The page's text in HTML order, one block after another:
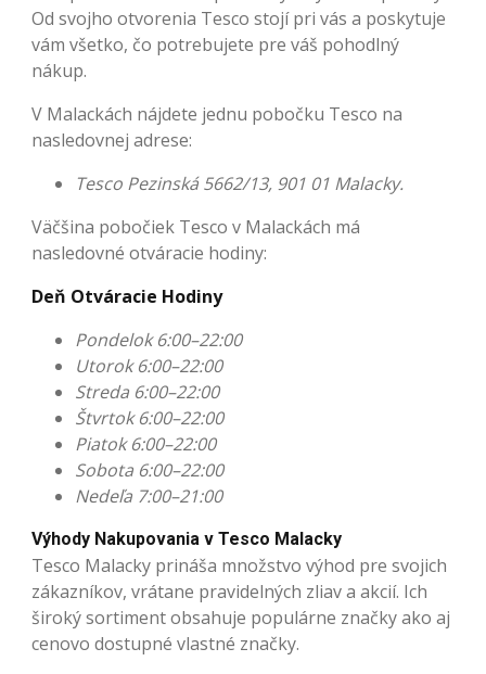
Od svojho otvorenia Tesco stojí pri vás a poskytuje
vám všetko, čo potrebujete pre váš pohodlný
nákup.
V Malackách nájdete jednu pobočku Tesco na
nasledovnej adrese:
Tesco Pezinská 5662/13, 901 01 Malacky.
Väčšina pobočiek Tesco v Malackách má
nasledovné otváracie hodiny:
Deň Otváracie Hodiny
Pondelok 6:00–22:00
Utorok 6:00–22:00
Streda 6:00–22:00
Štvrtok 6:00–22:00
Piatok 6:00–22:00
Sobota 6:00–22:00
Nedeľa 7:00–21:00
Výhody Nakupovania v Tesco Malacky
Tesco Malacky prináša množstvo výhod pre svojich
zákazníkov, vrátane pravidelných zliav a akcií. Ich
široký sortiment obsahuje populárne značky ako aj
cenovo dostupné vlastné značky.